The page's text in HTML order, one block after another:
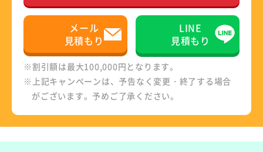
メール
見積もり
LINE
見積もり
※割引額は最大100,000円となります。
※上記キャンペーンは、予告なく変更・終了する場合
がございます。予めご了承ください。